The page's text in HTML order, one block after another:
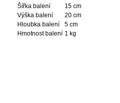
Šířka balení
15 cm
Výška balení
20 cm
Hloubka balení
5 cm
Hmotnost balení 1 kg